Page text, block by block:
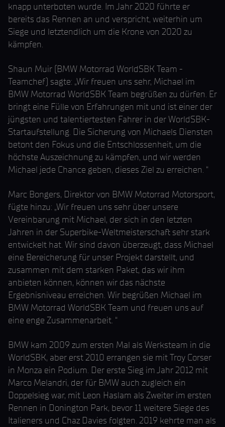
knapp unterboten wurde. Im Jahr 2020 führte er
bereits das Rennen an und verspricht, weiterhin um
Siege und letztendlich um die Krone von 2020 zu
kämpfen.
Shaun Muir (BMW Motorrad WorldSBK Team -
Teamchef) sagte: „Wir freuen uns sehr, Michael im
BMW Motorrad WorldSBK Team begrüßen zu dürfen. Er
bringt eine Fülle von Erfahrungen mit und ist einer der
jüngsten und talentiertesten Fahrer in der WorldSBK-
Startaufstellung. Die Sicherung von Michaels Diensten
betont den Fokus und die Entschlossenheit, um die
höchste Auszeichnung zu kämpfen, und wir werden
Michael jede Chance geben, dieses Ziel zu erreichen. “
Marc Bongers, Direktor von BMW Motorrad Motorsport,
fügte hinzu: „Wir freuen uns sehr über unsere
Vereinbarung mit Michael, der sich in den letzten
Jahren in der Superbike-Weltmeisterschaft sehr stark
entwickelt hat. Wir sind davon überzeugt, dass Michael
eine Bereicherung für unser Projekt darstellt, und
zusammen mit dem starken Paket, das wir ihm
anbieten können, können wir das nächste
Ergebnisniveau erreichen. Wir begrüßen Michael im
BMW Motorrad WorldSBK Team und freuen uns auf
eine enge Zusammenarbeit. “
BMW kam 2009 zum ersten Mal als Werksteam in die
WorldSBK, aber erst 2010 errangen sie mit Troy Corser
in Monza ein Podium. Der erste Sieg im Jahr 2012 mit
Marco Melandri, der für BMW auch zugleich ein
Doppelsieg war, mit Leon Haslam als Zweiter im ersten
Rennen in Donington Park, bevor 11 weitere Siege des
Italieners und Chaz Davies folgten. 2019 kehrte man als